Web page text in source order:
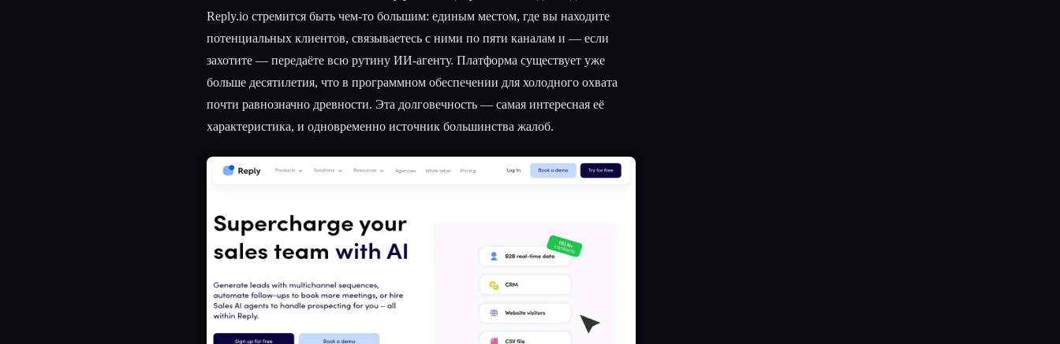
Reply.io стремится быть чем-то большим: единым местом, где вы находите
потенциальных клиентов, связываетесь с ними по пяти каналам и — если
захотите — передаёте всю рутину ИИ-агенту. Платформа существует уже
больше десятилетия, что в программном обеспечении для холодного охвата
почти равнозначно древности. Эта долговечность — самая интересная её
характеристика, и одновременно источник большинства жалоб.